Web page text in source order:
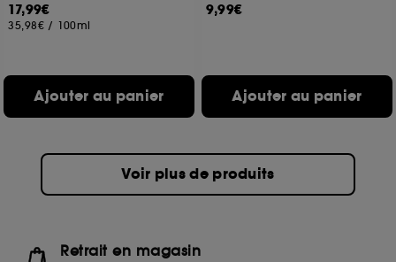
17,99€
35,98€ / 100ml
Ajouter au panier
9,99€
Ajouter au panier
Voir plus de produits
Retrait en magasin